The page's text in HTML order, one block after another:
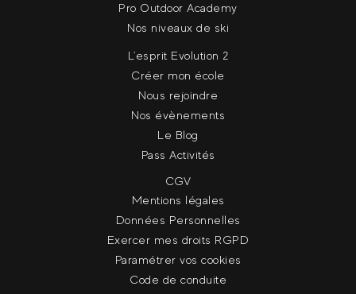
Pro Outdoor Academy
Nos niveaux de ski
L'esprit Evolution 2
Créer mon école
Nous rejoindre
Nos évènements
Le Blog
Pass Activités
CGV
Mentions légales
Données Personnelles
Exercer mes droits RGPD
Paramétrer vos cookies
Code de conduite